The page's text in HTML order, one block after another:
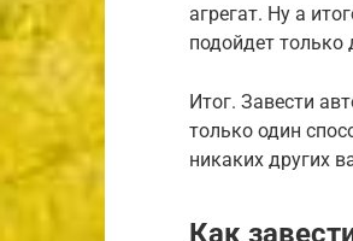
агрегат. Ну а
подойдет
Итог. Завести
только один
никаких других
Как